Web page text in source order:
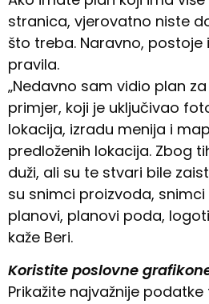
stranica, vjerovatno niste
što treba. Naravno, postoje
pravila.
„Nedavno sam vidio plan
primjer, koji je uključivao
lokacija, izradu menija i
predloženih lokacija. Zbog
duži, ali su te stvari bile
su snimci proizvoda, snimci
planovi, planovi poda,
kaže Beri.
Koristite poslovne
Prikažite najvažnije